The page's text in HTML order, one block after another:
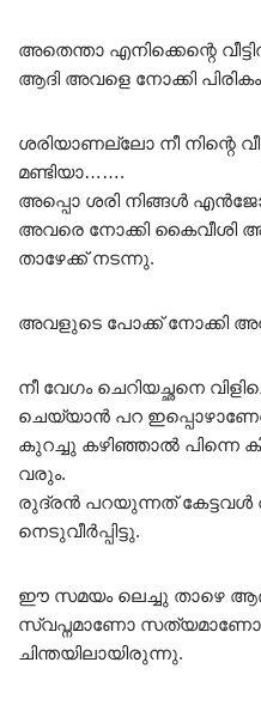
അതെന്താ എനിക്കെന്റെ
ആദി അവളെ നോക്കി
ശരിയാണല്ലോ നീ നിന്റെ
മണ്ടിയാ…….
അപ്പൊ ശരി നിങ്ങൾ
അവരെ നോക്കി കൈവീശി
താഴേക്ക് നടന്നു.
അവളുടെ പോക്ക് നോക്കി
നീ വേഗം ചെറിയച്ഛനെ
ചെയ്യാൻ പറ
കുറച്ചു കഴിഞ്ഞാൽ പിന്നെ
വരും.
രുദ്രൻ പറയുന്നത് കേട്ടവൾ
നെടുവീർപ്പിട്ടു.
ഈ സമയം ലെച്ചു താഴെ
സ്വപ്നമാണോ സത്യമാണോ
ചിന്തയിലായിരുന്നു.